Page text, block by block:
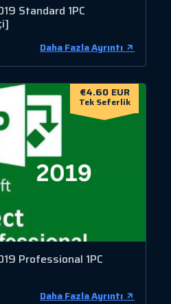
Standard 1PC
Daha Fazla Ayrıntı
€4.60 EUR
Tek Seferlik
Professional 1PC
Daha Fazla Ayrıntı